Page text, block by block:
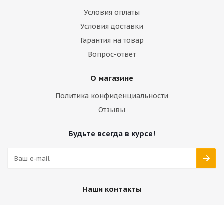
Условия оплаты
Условия доставки
Гарантия на товар
Вопрос-ответ
О магазине
Политика конфиденциальности
Отзывы
Будьте всегда в курсе!
Наши контакты